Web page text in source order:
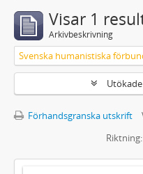
Visar 1
Arkivbeskrivning
Förhandsgranska utskrift
Riktning: